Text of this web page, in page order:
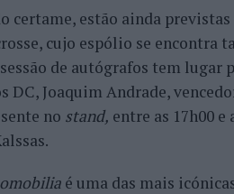
certame, estão ainda
cujo espólio se encontra
de autógrafos tem lugar
DC, Joaquim Andrade,
no stand, entre as 17h00 e
é uma das mais